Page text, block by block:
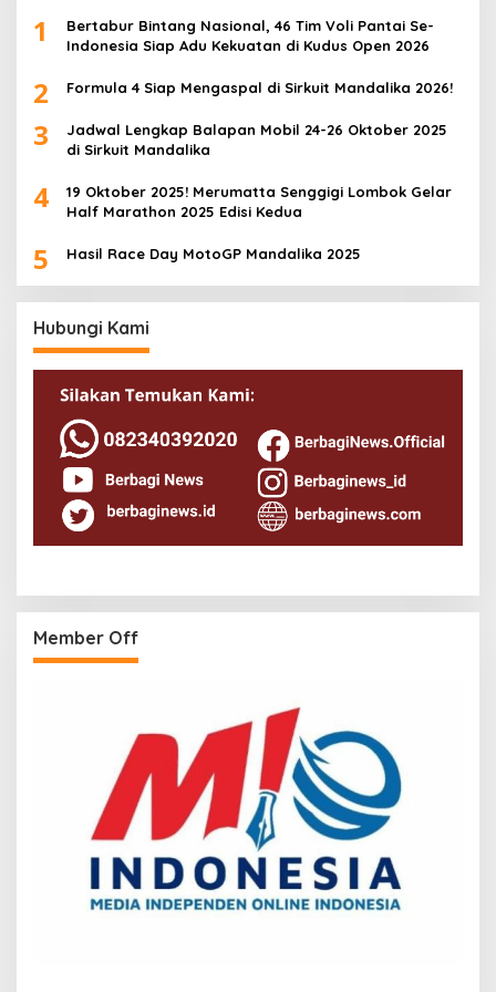
1
Bertabur Bintang Nasional, 46 Tim Voli Pantai Se-
Indonesia Siap Adu Kekuatan di Kudus Open 2026
2 Formula 4 Siap Mengaspal di Sirkuit Mandalika 2026!
3
Jadwal Lengkap Balapan Mobil 24-26 Oktober 2025
di Sirkuit Mandalika
4
19 Oktober 2025! Merumatta Senggigi Lombok Gelar
Half Marathon 2025 Edisi Kedua
5 Hasil Race Day MotoGP Mandalika 2025
Hubungi Kami
Member Off